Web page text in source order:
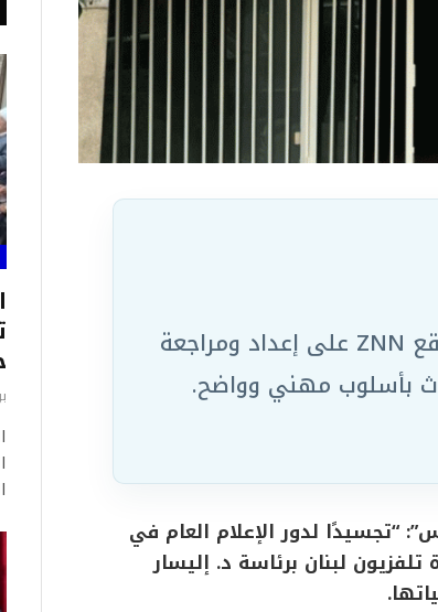
يعمل ضمن الفريق التحريري في موقع ZNN على إعداد ومراجعة
بأسلوب مهني وواضح.
“تجسيدًا لدور الإعلام العام في
لبنان برئاسة د. إليسار